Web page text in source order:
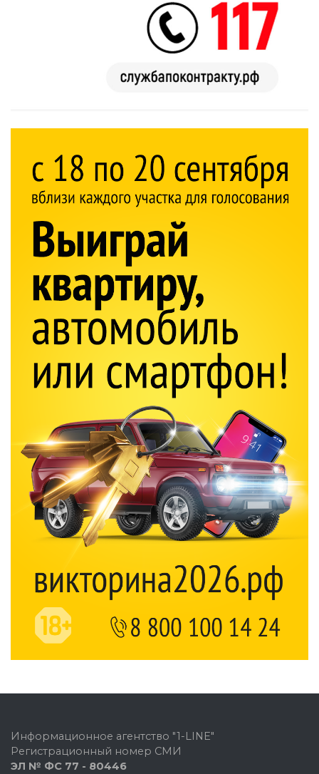
Информационное агентство "1-LINE"
Регистрационный номер СМИ
ЭЛ № ФС 77 - 80446